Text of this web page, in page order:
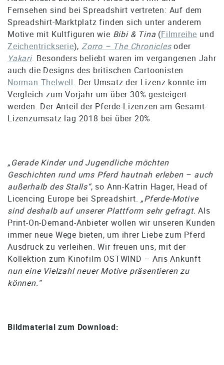
Fernsehen sind bei Spreadshirt vertreten: Auf dem
Spreadshirt-Marktplatz finden sich unter anderem
Motive mit Kultfiguren wie Bibi & Tina (Filmreihe und
Zeichentrickserie),Zorro – The Chroniclesoder
Yakari. Besonders beliebt waren im vergangenen Jahr
auch die Designs des britischen Cartoonisten
Norman Thelwell. Der Umsatz der Lizenz konnte im
Vergleich zum Vorjahr um über 30% gesteigert
werden. Der Anteil der Pferde-Lizenzen am Gesamt-
Lizenzumsatz lag 2018 bei über 20%.
„Gerade Kinder und Jugendliche möchten
Geschichten rund ums Pferd hautnah erleben – auch
außerhalb des Stalls“, so Ann-Katrin Hager, Head of
Licencing Europe bei Spreadshirt. „Pferde-Motive
sind deshalb auf unserer Plattform sehr gefragt. Als
Print-On-Demand-Anbieter wollen wir unseren Kunden
immer neue Wege bieten, um ihrer Liebe zum Pferd
Ausdruck zu verleihen. Wir freuen uns, mit der
Kollektion zum Kinofilm OSTWIND – Aris Ankunft
nun eine Vielzahl neuer Motive präsentieren zu
können.“
Bildmaterial zum Download: